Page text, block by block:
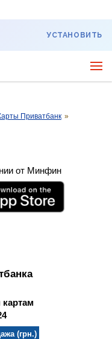
УСТАНОВИТЬ
Приватбанк »
от Минфин
(грн.)